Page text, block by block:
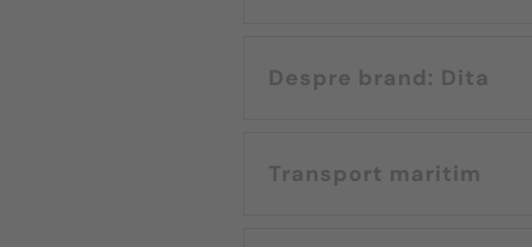
Despre brand: Dita
Transport maritim